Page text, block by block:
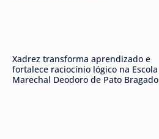
Xadrez transforma aprendizado e
fortalece raciocínio lógico na Escola
Marechal Deodoro de Pato Bragado